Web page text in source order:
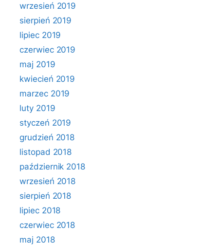
wrzesień 2019
sierpień 2019
lipiec 2019
czerwiec 2019
maj 2019
kwiecień 2019
marzec 2019
luty 2019
styczeń 2019
grudzień 2018
listopad 2018
październik 2018
wrzesień 2018
sierpień 2018
lipiec 2018
czerwiec 2018
maj 2018